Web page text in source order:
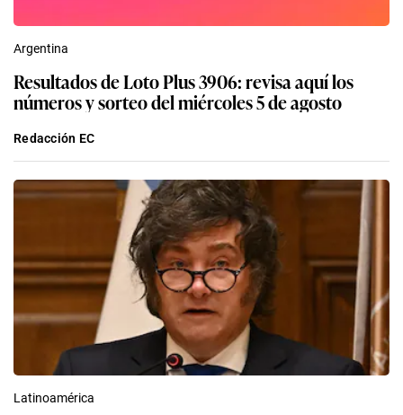
Argentina
Resultados de Loto Plus 3906: revisa aquí los
números y sorteo del miércoles 5 de agosto
Redacción EC
Latinoamérica